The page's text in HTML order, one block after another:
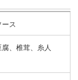
ス
、椎茸、糸人